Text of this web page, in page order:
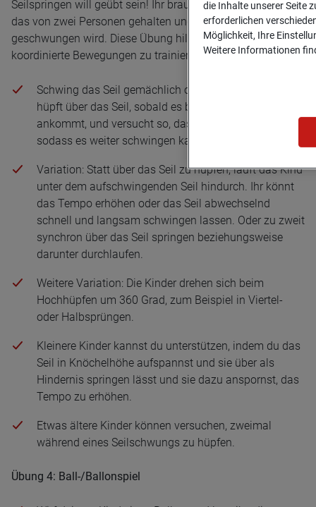
Seilspringen will geübt sein! Ihr braucht ein längeres Seil,
das von zwei Personen gehalten und in Bögen
geschwungen wird. Diese Übung hilft dabei, schnelle und
koordinierte Bewegungen zu trainieren.
Schwing das Seil gemächlich ohne Druck. Dein Kind
hüpft über das Seil, sobald es bei seinen Füßen
ankommt, und versucht so, das Seil nicht zu berühren,
sodass es weiter schwingen kann.
Variation: Statt über das Seil zu hüpfen, läuft das Kind
unter dem aufschwingenden Seil hindurch. Ihr könnt
das Tempo erhöhen oder das Seil abwechselnd
schnell und langsam schwingen lassen. Oder zu zweit
synchron über das Seil springen beziehungsweise
darunter durchlaufen.
Weitere Variation: Die Kinder drehen sich beim
Hochhüpfen um 360 Grad, zum Beispiel in Viertel-
oder Halbsprüngen.
Kleinere Kinder kannst du unterstützen, indem du das
Seil in Knöchelhöhe aufspannst und sie über als
Hindernis springen lässt und sie dazu anspornst, das
Tempo zu erhöhen.
Etwas ältere Kinder können versuchen, zweimal
während eines Seilschwungs zu hüpfen.
Übung 4: Ball-/Ballonspiel
die Inhalte unserer Seite
erforderlichen
Möglichkeit, Ihre
Weitere Informationen